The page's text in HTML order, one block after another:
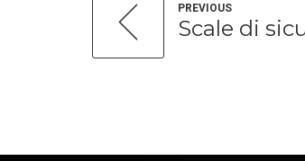
PREVIOUS
Scale di